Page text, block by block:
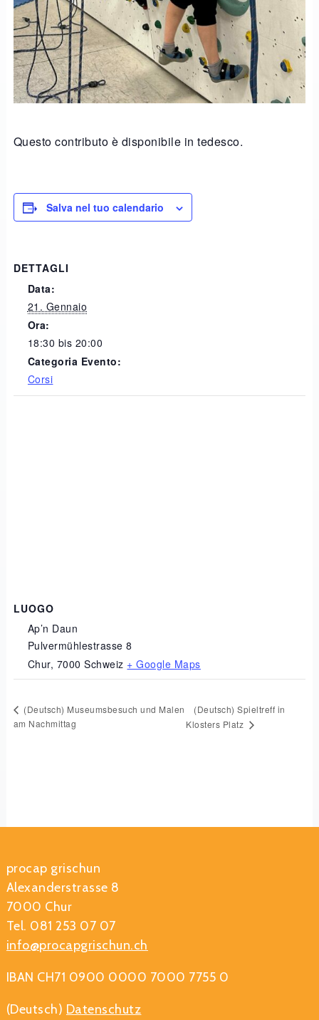
Questo contributo è disponibile in tedesco.
Salva nel tuo calendario
DETTAGLI
Data:
21. Gennaio
Ora:
18:30 bis 20:00
Categoria Evento:
Corsi
LUOGO
Ap’n Daun
Pulvermühlestrasse 8
Chur, 7000 Schweiz + Google Maps
(Deutsch) Museumsbesuch und Malen
am Nachmittag
(Deutsch) Spieltreff in
Klosters Platz
procap grischun
Alexanderstrasse 8
7000 Chur
Tel. 081 253 07 07
info@procapgrischun.ch
IBAN CH71 0900 0000 7000 7755 0
(Deutsch) Datenschutz